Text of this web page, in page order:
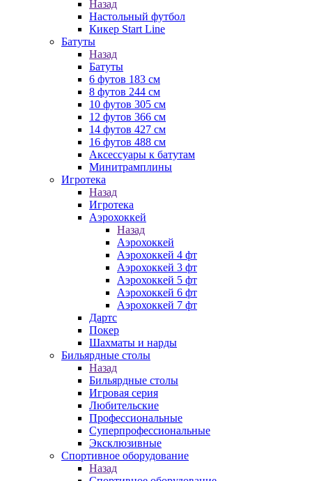
Назад
Настольный футбол
Кикер Start Line
Батуты
Назад
Батуты
6 футов 183 см
8 футов 244 см
10 футов 305 см
12 футов 366 см
14 футов 427 см
16 футов 488 см
Аксессуары к батутам
Минитрамплины
Игротека
Назад
Игротека
Аэрохоккей
Назад
Аэрохоккей
Аэрохоккей 4 фт
Аэрохоккей 3 фт
Аэрохоккей 5 фт
Аэрохоккей 6 фт
Аэрохоккей 7 фт
Дартс
Покер
Шахматы и нарды
Бильярдные столы
Назад
Бильярдные столы
Игровая серия
Любительские
Профессиональные
Суперпрофессиональные
Эксклюзивные
Спортивное оборудование
Назад